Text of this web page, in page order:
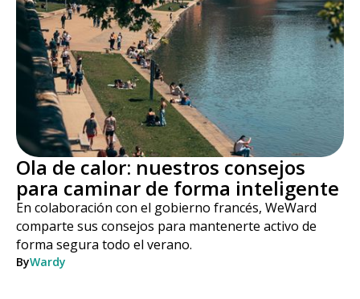
Ola de calor: nuestros consejos
para caminar de forma inteligente
En colaboración con el gobierno francés, WeWard
comparte sus consejos para mantenerte activo de
forma segura todo el verano.
ByWardy